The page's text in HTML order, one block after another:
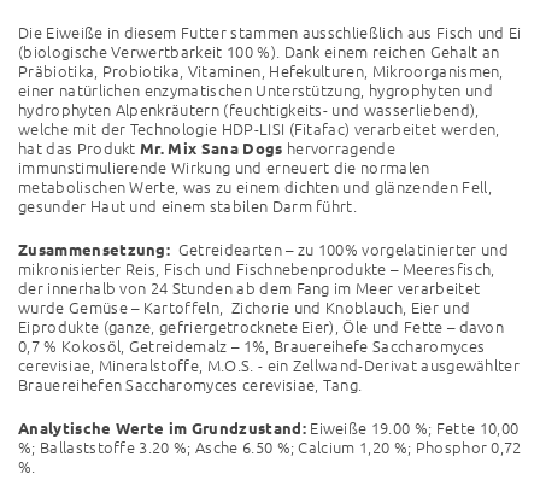
Die Eiweiße in diesem Futter stammen ausschließlich aus Fisch und Ei
(biologische Verwertbarkeit 100 %). Dank einem reichen Gehalt an
Präbiotika, Probiotika, Vitaminen, Hefekulturen, Mikroorganismen,
einer natürlichen enzymatischen Unterstützung, hygrophyten und
hydrophyten Alpenkräutern (feuchtigkeits- und wasserliebend),
welche mit der Technologie HDP-LISI (Fitafac) verarbeitet werden,
hat das ProduktMr. Mix Sana Dogs hervorragende
immunstimulierende Wirkung und erneuert die normalen
metabolischen Werte, was zu einem dichten und glänzenden Fell,
gesunder Haut und einem stabilen Darm führt.
Zusammensetzung: Getreidearten – zu 100% vorgelatinierter und
mikronisierter Reis, Fisch und Fischnebenprodukte – Meeresfisch,
der innerhalb von 24 Stunden ab dem Fang im Meer verarbeitet
wurde Gemüse – Kartoffeln, Zichorie und Knoblauch, Eier und
Eiprodukte (ganze, gefriergetrocknete Eier), Öle und Fette – davon
0,7 % Kokosöl, Getreidemalz – 1%, Brauereihefe Saccharomyces
cerevisiae, Mineralstoffe, M.O.S. - ein Zellwand-Derivat ausgewählter
Brauereihefen Saccharomyces cerevisiae, Tang.
Analytische Werte im Grundzustand: Eiweiße 19.00 %; Fette 10,00
%; Ballaststoffe 3.20 %; Asche 6.50 %;Calcium 1,20 %; Phosphor 0,72
%.